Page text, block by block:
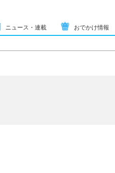
ニュース・連載 おでかけ情報